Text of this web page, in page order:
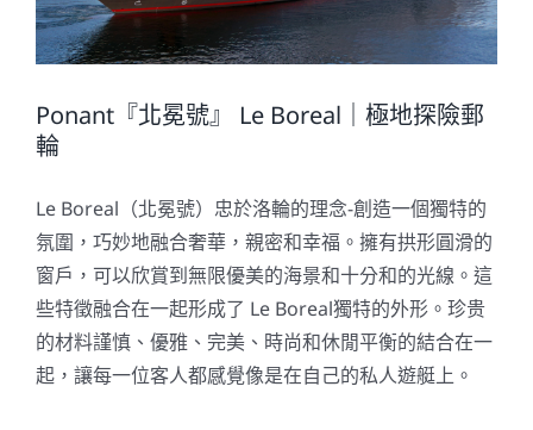
Ponant『北冕號』 Le Boreal｜極地探險郵
輪
Le Boreal（北冕號）忠於洛輪的理念-創造一個獨特的
氛圍，巧妙地融合奢華，親密和幸福。擁有拱形圓滑的
窗戶，可以欣賞到無限優美的海景和十分和的光線。這
些特徵融合在一起形成了 Le Boreal獨特的外形。珍贵
的材料謹慎、優雅、完美、時尚和休閒平衡的結合在一
起，讓每一位客人都感覺像是在自己的私人遊艇上。